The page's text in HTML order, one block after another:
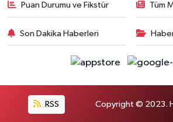
Puan Durumu ve Fikstür Tüm
Son Dakika Haberleri
RSS Copyright © 2023.